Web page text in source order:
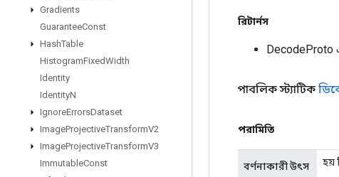
Gradients
GuaranteeConst
HashTable
HistogramFixedWidth
Identity
IdentityN
IgnoreErrorsDataset
ImageProjectiveTransformV2
ImageProjectiveTransformV3
ImmutableConst
রিটার্নস
পাবলিক স্ট্যাটিক
পরামিতি
বর্ণনাকারী উৎস হয়